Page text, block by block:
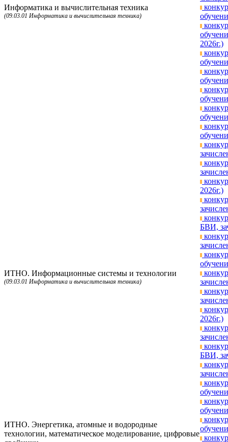
Информатика и вычислительная техника
(09.03.01 Информатика и вычислительная техника)
2026г.)
2026г.)
ИТНО. Информационные системы и технологии
(09.03.01 Информатика и вычислительная техника)
БВИ,
2026г.)
ИТНО. Энергетика, атомные и водородные
технологии, математическое моделирование, цифровые
БВИ,